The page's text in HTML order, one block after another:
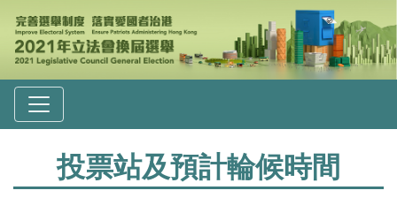
投票站及預計輪候時間